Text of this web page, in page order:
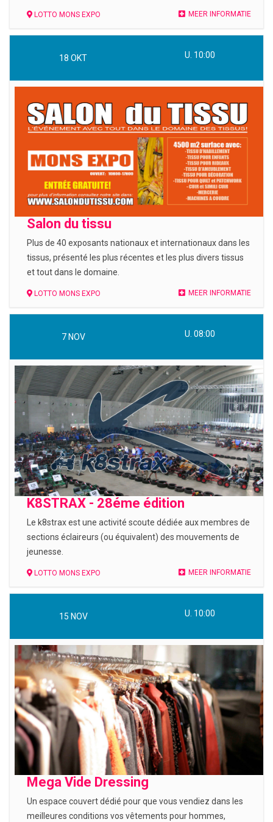
LOTTO MONS EXPO MEER INFORMATIE
18 OKT U. 10:00
Salon du tissu
Plus de 40 exposants nationaux et internationaux dans les
tissus, présenté les plus récentes et les plus divers tissus
et tout dans le domaine.
LOTTO MONS EXPO MEER INFORMATIE
7 NOV U. 08:00
K8STRAX - 28éme édition
Le k8strax est une activité scoute dédiée aux membres de
sections éclaireurs (ou équivalent) des mouvements de
jeunesse.
LOTTO MONS EXPO MEER INFORMATIE
15 NOV U. 10:00
Mega Vide Dressing
Un espace couvert dédié pour que vous vendiez dans les
meilleures conditions vos vêtements pour hommes,